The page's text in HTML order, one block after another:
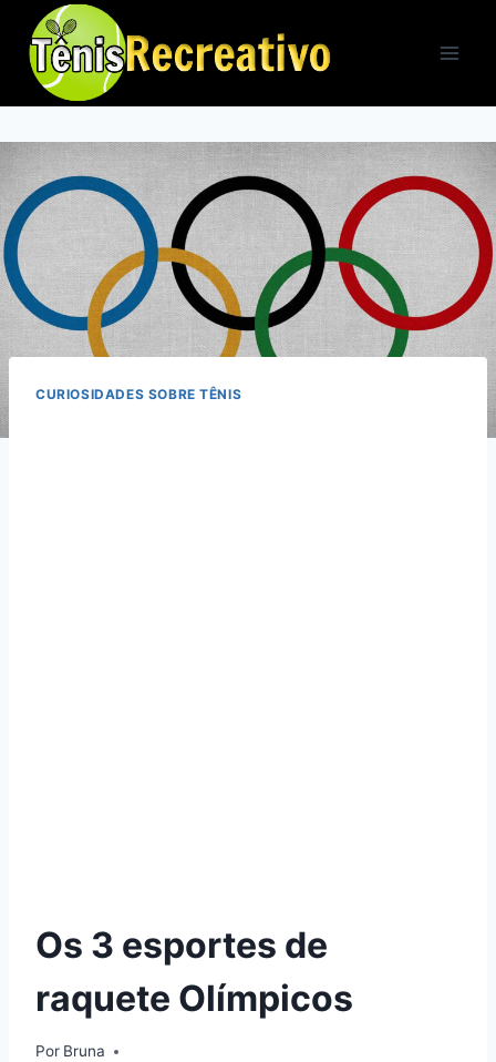
Pular
para
Conteúdo
CURIOSIDADES SOBRE TÊNIS
Os 3 esportes de
raquete Olímpicos
Por Bruna